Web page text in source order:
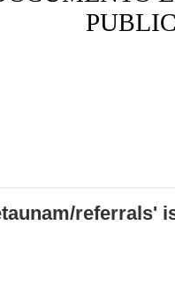
referrals'